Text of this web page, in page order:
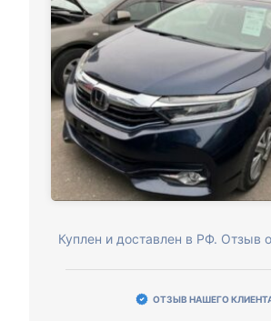
Куплен и доставлен в РФ. Отзыв
ОТЗЫВ НАШЕГО